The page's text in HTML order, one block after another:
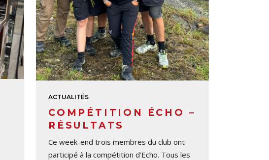
ACTUALITÉS
COMPÉTITION ÉCHO –
RÉSULTATS
Ce week-end trois membres du club ont
participé à la compétition d’Echo. Tous les